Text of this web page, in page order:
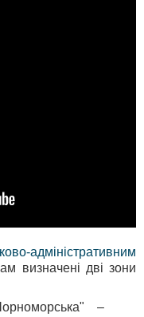
адміністративним
визначені дві зони
–